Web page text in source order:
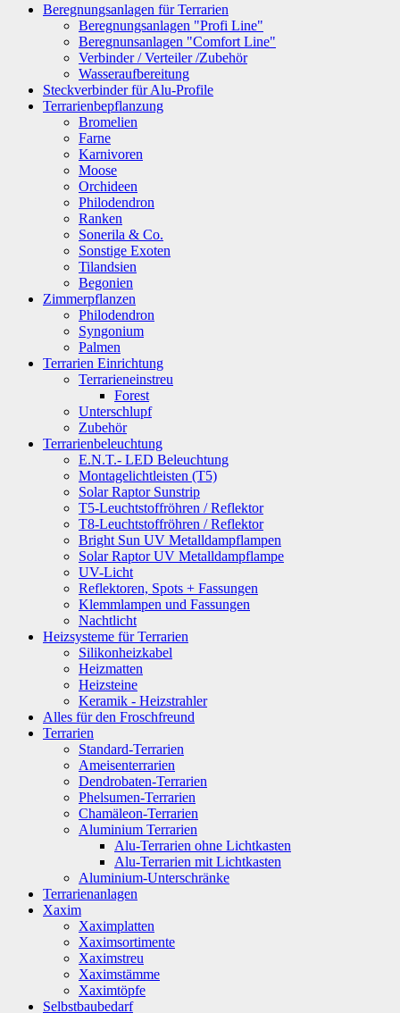
Beregnungsanlagen für Terrarien
Beregnungsanlagen "Profi Line"
Beregnunsanlagen "Comfort Line"
Verbinder / Verteiler /Zubehör
Wasseraufbereitung
Steckverbinder für Alu-Profile
Terrarienbepflanzung
Bromelien
Farne
Karnivoren
Moose
Orchideen
Philodendron
Ranken
Sonerila & Co.
Sonstige Exoten
Tilandsien
Begonien
Zimmerpflanzen
Philodendron
Syngonium
Palmen
Terrarien Einrichtung
Terrarieneinstreu
Forest
Unterschlupf
Zubehör
Terrarienbeleuchtung
E.N.T.- LED Beleuchtung
Montagelichtleisten (T5)
Solar Raptor Sunstrip
T5-Leuchtstoffröhren / Reflektor
T8-Leuchtstoffröhren / Reflektor
Bright Sun UV Metalldampflampen
Solar Raptor UV Metalldampflampe
UV-Licht
Reflektoren, Spots + Fassungen
Klemmlampen und Fassungen
Nachtlicht
Heizsysteme für Terrarien
Silikonheizkabel
Heizmatten
Heizsteine
Keramik - Heizstrahler
Alles für den Froschfreund
Terrarien
Standard-Terrarien
Ameisenterrarien
Dendrobaten-Terrarien
Phelsumen-Terrarien
Chamäleon-Terrarien
Aluminium Terrarien
Alu-Terrarien ohne Lichtkasten
Alu-Terrarien mit Lichtkasten
Aluminium-Unterschränke
Terrarienanlagen
Xaxim
Xaximplatten
Xaximsortimente
Xaximstreu
Xaximstämme
Xaximtöpfe
Selbstbaubedarf